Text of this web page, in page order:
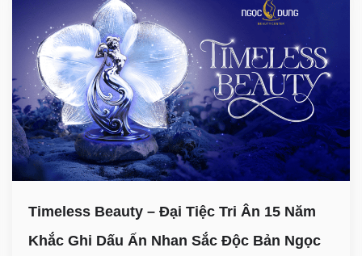
Timeless Beauty – Đại Tiệc Tri Ân 15 Năm
Khắc Ghi Dấu Ấn Nhan Sắc Độc Bản Ngọc